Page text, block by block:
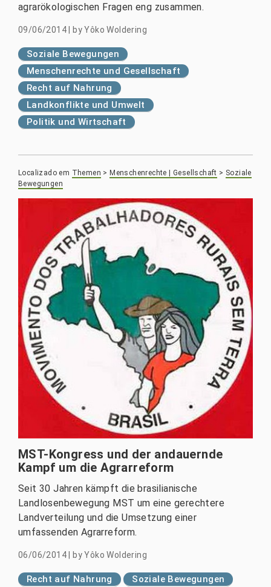
agrarökologischen Fragen eng zusammen.
09/06/2014 byYôko Woldering
Soziale Bewegungen
Menschenrechte und Gesellschaft
Recht auf Nahrung
Landkonflikte und Umwelt
Politik und Wirtschaft
Localizado em Themen >Menschenrechte | Gesellschaft > Soziale
Bewegungen
MST-Kongress und der andauernde
Kampf um die Agrarreform
Seit 30 Jahren kämpft die brasilianische
Landlosenbewegung MST um eine gerechtere
Landverteilung und die Umsetzung einer
umfassenden Agrarreform.
06/06/2014 byYôko Woldering
Recht auf Nahrung Soziale Bewegungen